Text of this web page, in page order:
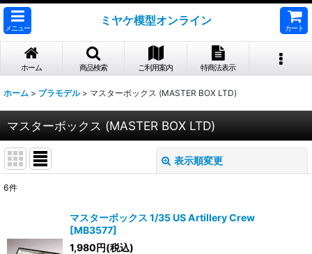
メニュー
ミヤケ模型オンライン
カート
ホーム 商品検索 ご利用案内 特商法表示
ホーム > プラモデル > マスターボックス (MASTER BOX LTD)
マスターボックス (MASTER BOX LTD)
表示順変更
並び順:
6件
マスターボックス 1/35 US Artillery Crew
[MB3577]
1,980円(税込)